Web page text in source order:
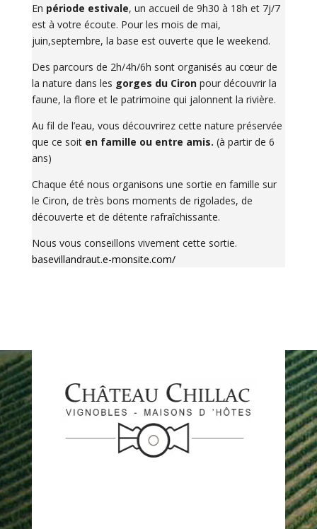
En période estivale, un accueil de 9h30 à 18h et 7j/7
est à votre écoute. Pour les mois de mai,
juin,septembre, la base est ouverte que le weekend.
Des parcours de 2h/4h/6h sont organisés au cœur de
la nature dans les gorges du Cironpour découvrir la
faune, la flore et le patrimoine qui jalonnent la rivière.
Au fil de l’eau, vous découvrirez cette nature préservée
que ce soiten famille ou entre amis. (à partir de 6
ans)
Chaque été nous organisons une sortie en famille sur
le Ciron, de très bons moments de rigolades, de
découverte et de détente rafraîchissante.
Nous vous conseillons vivement cette sortie.
basevillandraut.e-monsite.com/